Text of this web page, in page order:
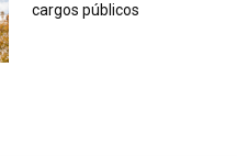
cargos públicos